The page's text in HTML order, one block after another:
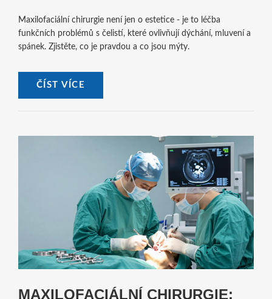
Maxilofaciální chirurgie není jen o estetice - je to léčba
funkčních problémů s čelistí, které ovlivňují dýchání, mluvení a
spánek. Zjistěte, co je pravdou a co jsou mýty.
ČÍST VÍCE
MAXILOFACIÁLNÍ CHIRURGIE: